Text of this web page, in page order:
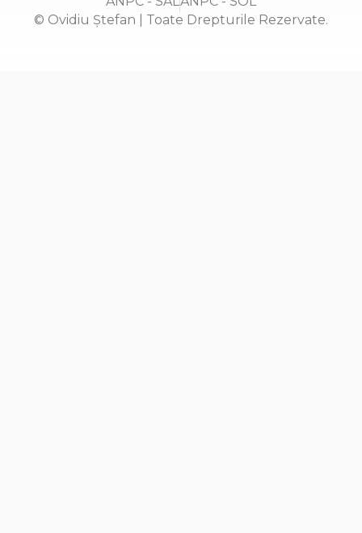
© Ovidiu Ștefan | Toate Drepturile Rezervate.